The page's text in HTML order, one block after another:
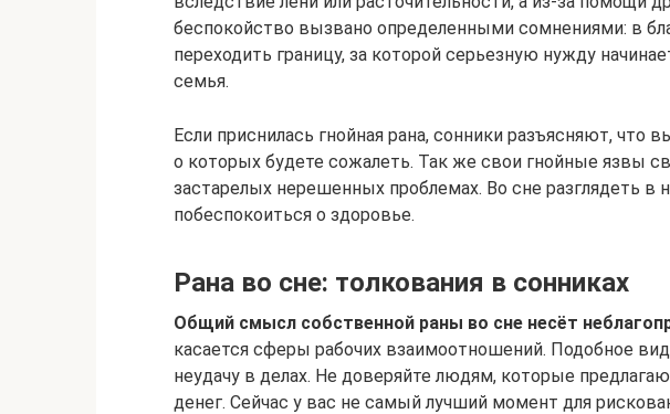
беспокойство вызвано определенными сомнениями: в
переходить границу, за которой серьезную нужду
семья.
Если приснилась гнойная рана, сонники разъясняют, что
о которых будете сожалеть. Так же свои гнойные язвы
застарелых нерешенных проблемах. Во сне разглядеть в
побеспокоиться о здоровье.
Рана во сне: толкования в сонниках
Общий смысл собственной раны во сне несёт
касается сферы рабочих взаимоотношений. Подобное
неудачу в делах. Не доверяйте людям, которые
денег. Сейчас у вас не самый лучший момент для